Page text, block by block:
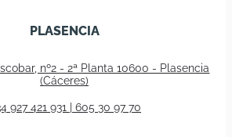
PLASENCIA
nº2 - 2ª Planta 10600 - Plasencia
(Cáceres)
927 421 931 | 605 30 97 70